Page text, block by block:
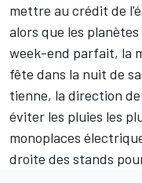
mettre au crédit de
alors que les
week-end parfait, la
fête dans la nuit de
tienne, la direction
éviter les pluies les
monoplaces
droite des stands